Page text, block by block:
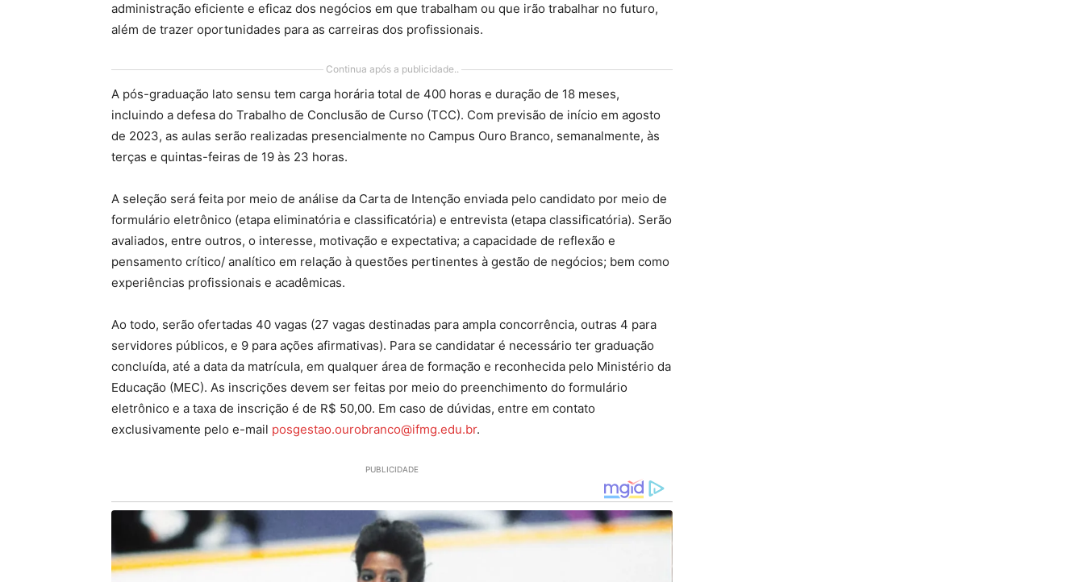
administração eficiente e eficaz dos negócios em que trabalham ou que irão trabalhar no futuro,
além de trazer oportunidades para as carreiras dos profissionais.
Continua após a publicidade..
A pós-graduação lato sensu tem carga horária total de 400 horas e duração de 18 meses,
incluindo a defesa do Trabalho de Conclusão de Curso (TCC). Com previsão de início em agosto
de 2023, as aulas serão realizadas presencialmente no Campus Ouro Branco, semanalmente, às
terças e quintas-feiras de 19 às 23 horas.
A seleção será feita por meio de análise da Carta de Intenção enviada pelo candidato por meio de
formulário eletrônico (etapa eliminatória e classificatória) e entrevista (etapa classificatória). Serão
avaliados, entre outros, o interesse, motivação e expectativa; a capacidade de reflexão e
pensamento crítico/ analítico em relação à questões pertinentes à gestão de negócios; bem como
experiências profissionais e acadêmicas.
Ao todo, serão ofertadas 40 vagas (27 vagas destinadas para ampla concorrência, outras 4 para
servidores públicos, e 9 para ações afirmativas). Para se candidatar é necessário ter graduação
concluída, até a data da matrícula, em qualquer área de formação e reconhecida pelo Ministério da
Educação (MEC). As inscrições devem ser feitas por meio do preenchimento do formulário
eletrônico e a taxa de inscrição é de R$ 50,00. Em caso de dúvidas, entre em contato
exclusivamente pelo e-mail posgestao.ourobranco@ifmg.edu.br.
PUBLICIDADE